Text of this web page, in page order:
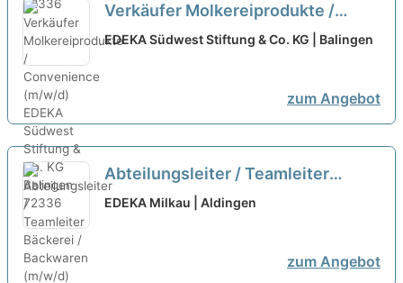
Verkäufer Molkereiprodukte /
Convenience (m/w/d) neu
EDEKA Südwest Stiftung & Co. KG | Balingen
zum Angebot
Abteilungsleiter / Teamleiter
Bäckerei / Backwaren (m/w/d)
EDEKA Milkau | Aldingen
zum Angebot